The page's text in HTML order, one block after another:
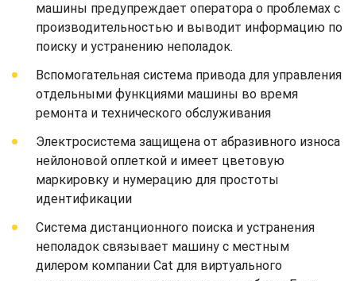
машины предупреждает оператора о проблемах с
производительностью и выводит информацию по
поиску и устранению неполадок.
Вспомогательная система привода для управления
отдельными функциями машины во время
ремонта и технического обслуживания
Электросистема защищена от абразивного износа
нейлоновой оплеткой и имеет цветовую
маркировку и нумерацию для простоты
идентификации
Система дистанционного поиска и устранения
неполадок связывает машину с местным
дилером компании Cat для виртуального